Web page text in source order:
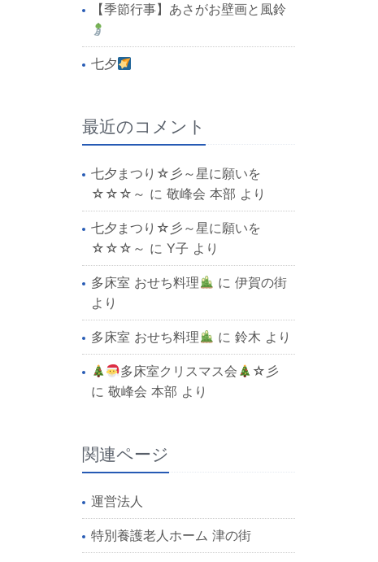
【季節行事】あさがお壁画と風鈴
七夕
最近のコメント
七夕まつり☆彡～星に願いを
☆☆☆～ に 敬峰会 本部 より
七夕まつり☆彡～星に願いを
☆☆☆～ に Y子 より
多床室 おせち料理 に 伊賀の街
より
多床室 おせち料理 に 鈴木 より
多床室クリスマス会
☆彡
に 敬峰会 本部 より
関連ページ
運営法人
特別養護老人ホーム 津の街